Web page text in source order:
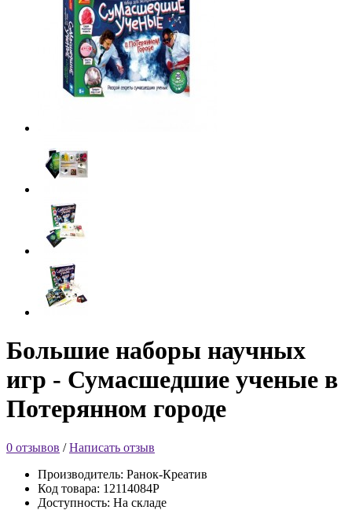
Большие наборы научных
игр - Сумасшедшие ученые в
Потерянном городе
0 отзывов /Написать отзыв
Производитель: Ранок-Креатив
Код товара: 12114084Р
Доступность: На складе